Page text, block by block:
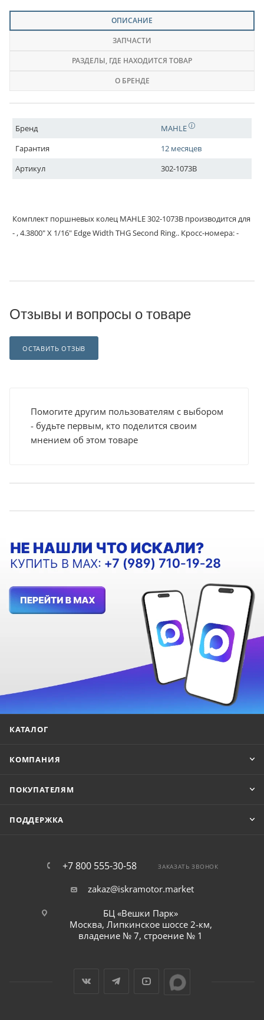
ОПИСАНИЕ
ЗАПЧАСТИ
РАЗДЕЛЫ, ГДЕ НАХОДИТСЯ ТОВАР
О БРЕНДЕ
Бренд
MAHLE
Гарантия
12 месяцев
Артикул
302-1073B
Комплект поршневых колец MAHLE 302-1073B производится для
- , 4.3800" X 1/16" Edge Width THG Second Ring.. Кросс-номера: -
Отзывы и вопросы о товаре
ОСТАВИТЬ ОТЗЫВ
Помогите другим пользователям с выбором
- будьте первым, кто поделится своим
мнением об этом товаре
КАТАЛОГ
КОМПАНИЯ
ПОКУПАТЕЛЯМ
ПОДДЕРЖКА
+7 800 555-30-58 ЗАКАЗАТЬ ЗВОНОК
zakaz@iskramotor.market
БЦ «Вешки Парк»
Москва, Липкинское шоссе 2-км,
владение № 7, строение № 1